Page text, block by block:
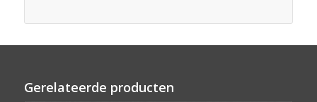
Gerelateerde producten